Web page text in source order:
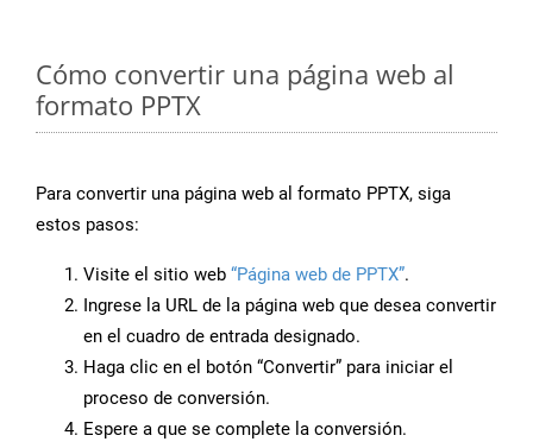
Cómo convertir una página web al
formato PPTX
Para convertir una página web al formato PPTX, siga
estos pasos:
Visite el sitio web “Página web de PPTX”.
Ingrese la URL de la página web que desea convertir
en el cuadro de entrada designado.
Haga clic en el botón “Convertir” para iniciar el
proceso de conversión.
Espere a que se complete la conversión.